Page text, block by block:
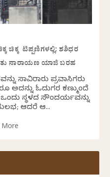
ಚಿಕ್ಕ ಟಿಪ್ಪಣಿಗಳಲ್ಲಿ: ಶಶಿಧರ
ನಾರಾಯಣ ಯಾಜಿ ಬರಹ
ಸಾವಿರಾರು ಪ್ರವಾಸಿಗರು
ಅದನ್ನು ಓದುಗರ ಕಣ್ಮುಂದೆ
ಒಂದು ಸ್ಥಳದ ಸೌಂದರ್ಯವನ್ನು
ಆದರೆ ಆ...
More